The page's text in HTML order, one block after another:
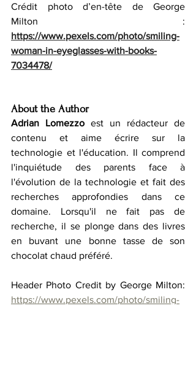
Crédit photo d’en-tête de George
https://www.pexels.com/photo/smiling-
woman-in-eyeglasses-with-books-
7034478/
About the Author
Adrian Lomezzo est un rédacteur de
contenu et aime écrire sur la
technologie et l'éducation. Il comprend
l'inquiétude des parents face à
l'évolution de la technologie et fait des
recherches approfondies dans ce
domaine. Lorsqu'il ne fait pas de
recherche, il se plonge dans des livres
en buvant une bonne tasse de son
chocolat chaud préféré.
https://www.pexels.com/photo/smiling-